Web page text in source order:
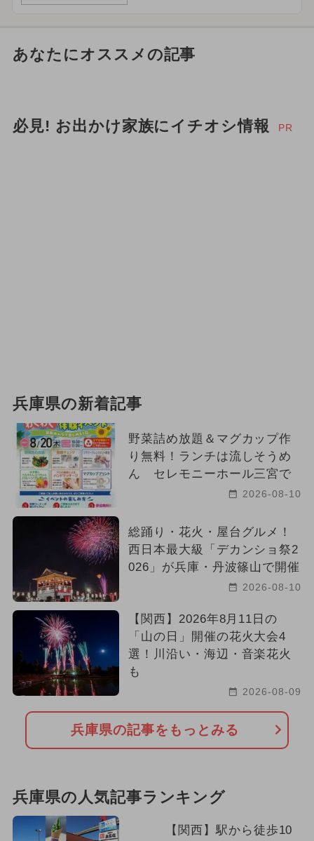
あなたにオススメの記事
必見! お出かけ家族にイチオシ情報 PR
兵庫県の新着記事
野菜詰め放題＆マグカップ作
り無料！ランチは流しそうめ
ん セレモニーホール三宮で
2026-08-10
総踊り・花火・屋台グルメ！
西日本最大級「デカンショ祭2
026」が兵庫・丹波篠山で開催
2026-08-10
【関西】2026年8月11日の
「山の日」開催の花火大会4
選！川沿い・海辺・音楽花火
も
2026-08-09
兵庫県の記事をもっとみる
兵庫県の人気記事ランキング
【関西】駅から徒歩10